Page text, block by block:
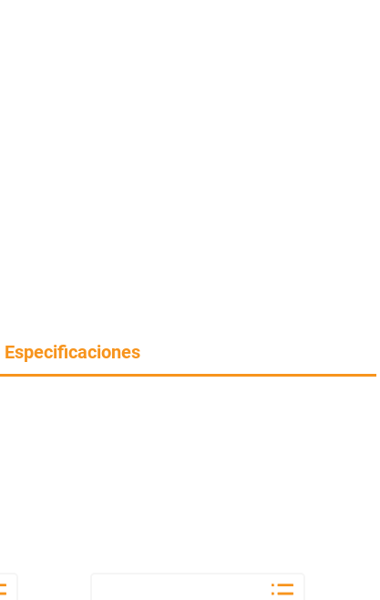
Especificaciones